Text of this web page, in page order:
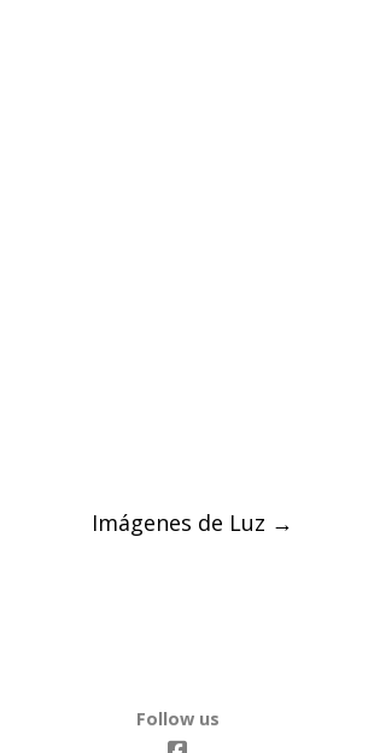
Imágenes de Luz →
Follow us